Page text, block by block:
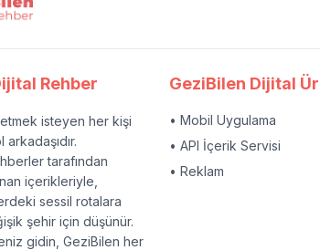
Rehber
isteyen her kişi
tarafından
içerikleriyle,
sessil rotalara
şehir için düşünür.
gidin, GeziBilen her
GeziBilen Dijital
• Mobil Uygulama
• API İçerik Servisi
• Reklam